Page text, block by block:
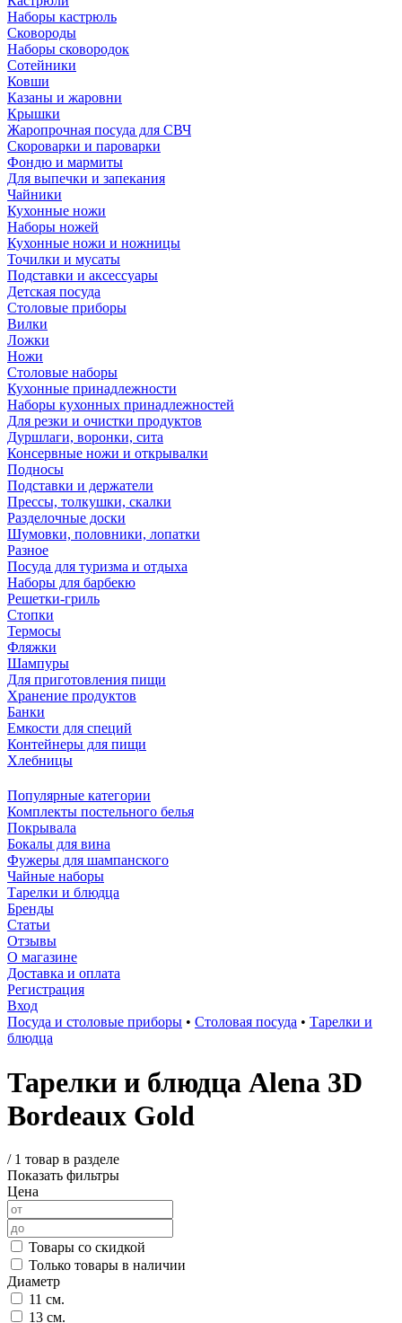
Наборы кастрюль
Сковороды
Наборы сковородок
Сотейники
Ковши
Казаны и жаровни
Крышки
Жаропрочная посуда для СВЧ
Скороварки и пароварки
Фондю и мармиты
Для выпечки и запекания
Чайники
Кухонные ножи
Наборы ножей
Кухонные ножи и ножницы
Точилки и мусаты
Подставки и аксессуары
Детская посуда
Столовые приборы
Вилки
Ложки
Ножи
Столовые наборы
Кухонные принадлежности
Наборы кухонных принадлежностей
Для резки и очистки продуктов
Дуршлаги, воронки, сита
Консервные ножи и открывалки
Подносы
Подставки и держатели
Прессы, толкушки, скалки
Разделочные доски
Шумовки, половники, лопатки
Разное
Посуда для туризма и отдыха
Наборы для барбекю
Решетки-гриль
Стопки
Термосы
Фляжки
Шампуры
Для приготовления пищи
Хранение продуктов
Банки
Емкости для специй
Контейнеры для пищи
Хлебницы
Популярные категории
Комплекты постельного белья
Покрывала
Бокалы для вина
Фужеры для шампанского
Чайные наборы
Тарелки и блюдца
Бренды
Статьи
Отзывы
О магазине
Доставка и оплата
Регистрация
Вход
Посуда и столовые приборы • Столовая посуда • Тарелки и
блюдца
Тарелки и блюдца Alena 3D
Bordeaux Gold
/ 1 товар в разделе
Показать фильтры
Цена
Товары со скидкой
Только товары в наличии
Диаметр
11 см.
13 см.